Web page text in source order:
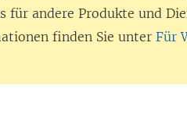
für andere Produkte und
finden Sie unterFür